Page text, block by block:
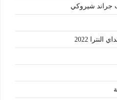
جراند شيروكي
2022